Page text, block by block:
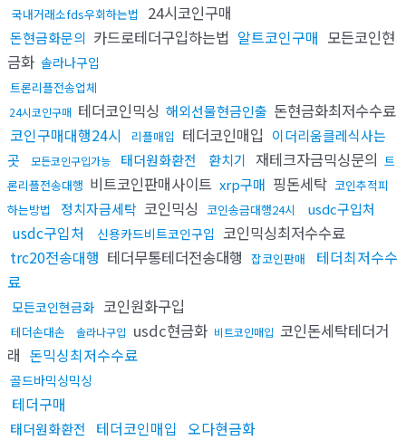
국내거래소fds우회하는법 24시코인구매
돈현금화문의 카드로테더구입하는법 알트코인구매 모든코인현
금화 솔라나구입
트론리플전송업체
24시코인구매 테더코인믹싱 해외선물현금인출 돈현금화최저수수료
코인구매대행24시
리플매입 테더코인매입 이더리움클레식사는
곳
모든코인구입가능 태더원화환전 환치기 재테크자금믹싱문의 트
론리플전송대행 비트코인판매사이트 xrp구매 핑돈세탁 코인추적피
하는방법
정치자금세탁 코인믹싱 코인송금대행24시 usdc구입처
usdc구입처 신용카드비트코인구입 코인믹싱최저수수료
trc20전송대행 테더무통테더전송대행 잡코인판매
테더최저수수
료
모든코인현금화 코인원화구입
테더손대손 솔라나구입 usdc현금화 비트코인매입 코인돈세탁테더거
래 돈믹싱최저수수료
골드바믹싱믹싱
테더구매
태더원화환전 테더코인매입 오다현금화